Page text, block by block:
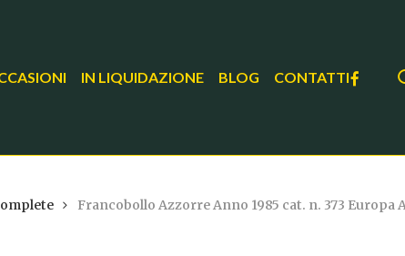
IN LIQUIDAZIONE BLOG CONTATTI
Francobollo Azzorre Anno 1985 cat. n. 373 Europa